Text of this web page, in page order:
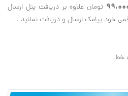
تومان علاوه بر دریافت پنل ارسال
خط